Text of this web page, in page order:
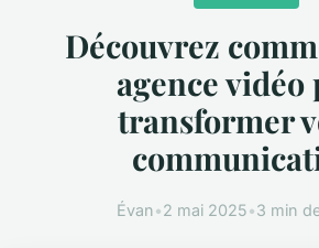
Découvrez
agence vidéo
transformer
Évan•2 mai 2025•3 min